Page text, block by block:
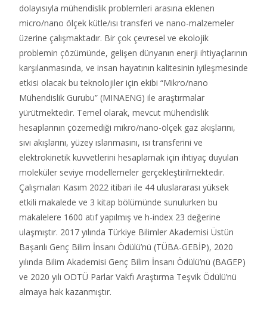
dolayısıyla mühendislik problemleri arasına eklenen
micro/nano ölçek kütle/ısı transferi ve nano-malzemeler
üzerine çalışmaktadır. Bir çok çevresel ve ekolojik
problemin çözümünde, gelişen dünyanın enerji ihtiyaçlarının
karşılanmasında, ve insan hayatının kalitesinin iyileşmesinde
etkisi olacak bu teknolojiler için ekibi “Mikro/nano
Mühendislik Gurubu” (MINAENG) ile araştırmalar
yürütmektedir. Temel olarak, mevcut mühendislik
hesaplarının çözemediği mikro/nano-ölçek gaz akışlarını,
sıvı akışlarını, yüzey ıslanmasını, ısı transferini ve
elektrokinetik kuvvetlerini hesaplamak için ihtiyaç duyulan
moleküler seviye modellemeler gerçekleştirilmektedir.
Çalışmaları Kasım 2022 itibari ile 44 uluslararası yüksek
etkili makalede ve 3 kitap bölümünde sunulurken bu
makalelere 1600 atıf yapılmış ve h-index 23 değerine
ulaşmıştır. 2017 yılında Türkiye Bilimler Akademisi Üstün
Başarılı Genç Bilim İnsanı Ödülü’nü (TÜBA-GEBİP), 2020
yılında Bilim Akademisi Genç Bilim İnsanı Ödülü’nü (BAGEP)
ve 2020 yılı ODTÜ Parlar Vakfı Araştırma Teşvik Ödülü’nü
almaya hak kazanmıştır.